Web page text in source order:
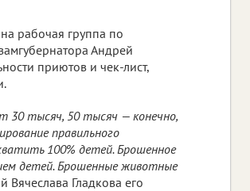
рабочая группа по
Андрей
приютов и чек-лист,
30 тысяч, 50 тысяч — конечно,
правильного
100% детей. Брошенное
детей. Брошенные животные
Вячеслава Гладкова его